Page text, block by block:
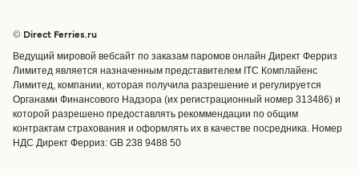
Страны
Обслуживание клиентов
Операторы
Маршруты и порты
Special Offers
Предлагает
Паромные билеты
Грузоперевозки
© Direct Ferries.ru
Ведущий мировой вебсайт по заказам паромов онлайн Директ Ферриз
Лимитед является назначенным представителем ITC Комплайенс
Лимитед, компании, которая получила разрешение и регулируется
Органами Финансового Надзора (их регистрационный номер 313486) и
которой разрешено предоставлять рекоммендации по общим
контрактам страхования и оформлять их в качестве посредника. Номер
НДС Директ Ферриз: GB 238 9488 50